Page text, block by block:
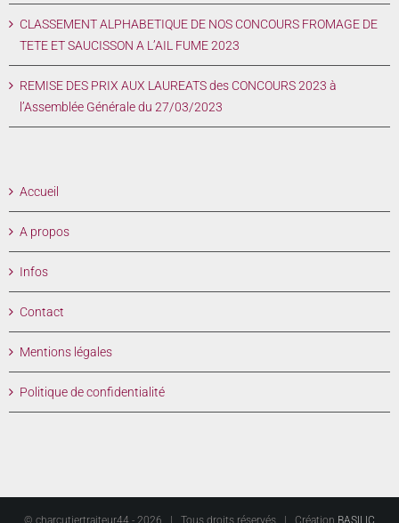
CLASSEMENT ALPHABETIQUE DE NOS CONCOURS FROMAGE DE
TETE ET SAUCISSON A L’AIL FUME 2023
REMISE DES PRIX AUX LAUREATS des CONCOURS 2023 à
l’Assemblée Générale du 27/03/2023
Accueil
A propos
Infos
Contact
Mentions légales
Politique de confidentialité
© charcutiertraiteur44 - 2026 | Tous droits réservés | Création BASILIC